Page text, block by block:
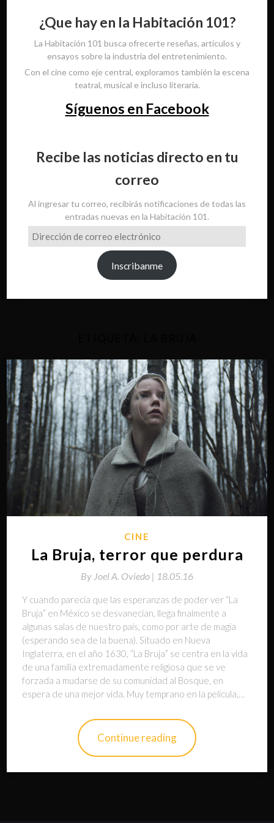
¿Que hay en la Habitación 101?
La Habitación 101 busca ofrecerte reseñas, artículos y
ensayos sobre la industria del entretenimiento.
Con el cine como eje central, exploramos también la escena
teatral, musical e incluso literaria.
Síguenos en Facebook
Recibe las noticias directo en tu
correo
Al ingresar tu correo, recibirás notificaciones de todas las
entradas nuevas en la Habitación 101.
Dirección
de
Inscribanme
CINE
La Bruja, terror que perdura
By Joel A. Oviedo | 18.05.16
Y cuando parecía que las esperanzas de poder ver “La
Bruja” en México se desvanecían, llega finalmente a
algunas salas de nuestro país, como por arte de magia
(esperando sea de la buena). Situado en Nueva
Inglaterra, en el año 1630, “La Bruja” se centra en la vida
de una familia extremadamente religiosa que se ve
forzada a mudarse de su comunidad al Bosque, en
espera de una mejor vida. Muy temprano en la película,…
Continue reading